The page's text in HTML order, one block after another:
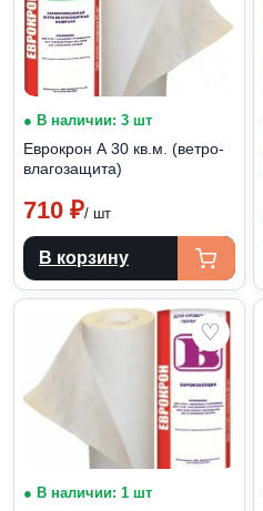
● В наличии: 3 шт
Еврокрон А 30 кв.м. (ветро-
влагозащита)
710 ₽/ шт
В корзину
♡
● В наличии: 1 шт